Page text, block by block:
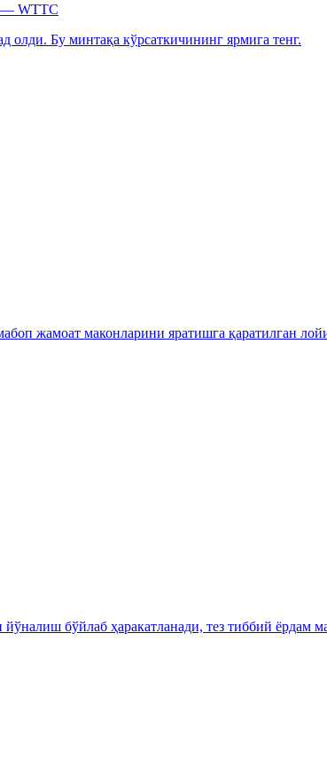
— WTTC
олди. Бу минтақа кўрсаткичининг ярмига тенг.
жамоат маконларини яратишга қаратилган
бўйлаб ҳаракатланади, тез тиббий ёрдам